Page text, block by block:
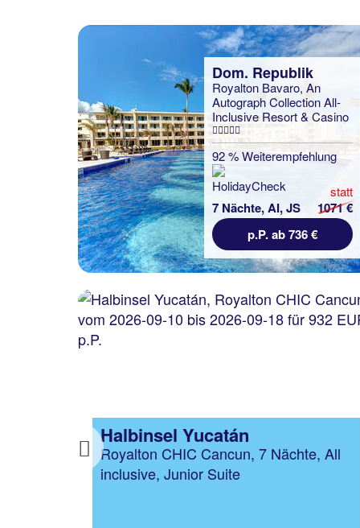
Dom. Republik
Royalton Bavaro, An
Autograph Collection All-
Inclusive Resort & Casino
92 % Weiterempfehlung
7 Nächte, AI, JS
statt
1071 €
p.P. ab 736 €
Previous
{region}
{hotel}, {hotelDuration}, {boardLong},
{roomLong}